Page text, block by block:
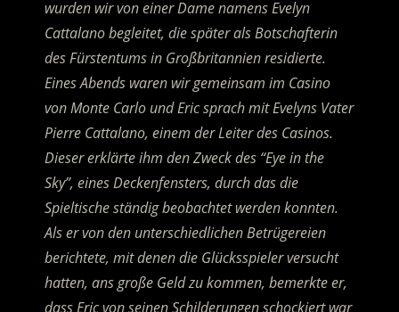
wurden wir von einer Dame namens Evelyn
Cattalano begleitet, die später als Botschafterin
des Fürstentums in Großbritannien residierte.
Eines Abends waren wir gemeinsam im Casino
von Monte Carlo und Eric sprach mit Evelyns Vater
Pierre Cattalano, einem der Leiter des Casinos.
Dieser erklärte ihm den Zweck des “Eye in the
Sky”, eines Deckenfensters, durch das die
Spieltische ständig beobachtet werden konnten.
Als er von den unterschiedlichen Betrügereien
berichtete, mit denen die Glücksspieler versucht
hatten, ans große Geld zu kommen, bemerkte er,
dass Eric von seinen Schilderungen schockiert war